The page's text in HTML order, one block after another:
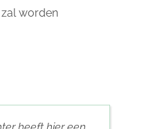
worden